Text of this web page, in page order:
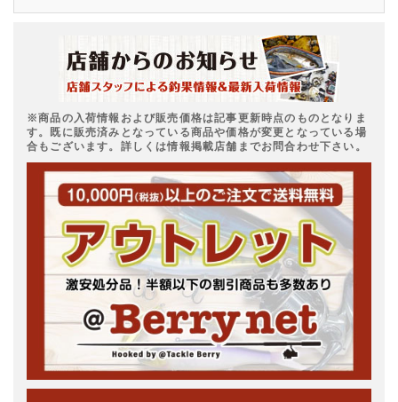
※商品の入荷情報および販売価格は記事更新時点のものとなりま
す。既に販売済みとなっている商品や価格が変更となっている場
合もございます。詳しくは情報掲載店舗までお問合わせ下さい。